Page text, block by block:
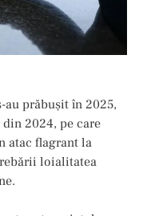
au prăbușit în 2025,
2024, pe care
atac flagrant la
loialitatea